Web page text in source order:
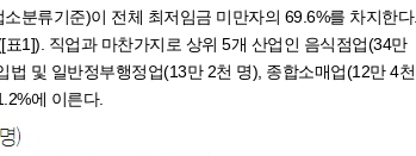
분류기준)이 전체 최저임금 미만자의 69.6%를 차지한다.
1]). 직업과 마찬가지로 상위 5개 산업인 음식점업(34만
및 일반정부행정업(13만 2천 명), 종합소매업(12만 4천
에 이른다.